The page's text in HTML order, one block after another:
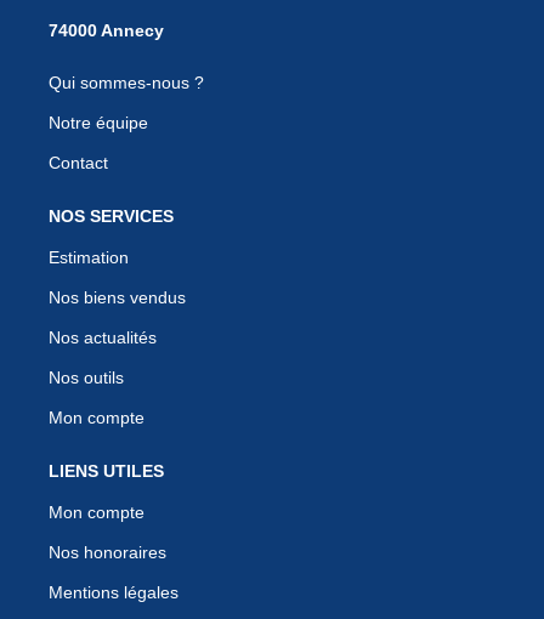
Qui sommes-nous ?
Notre équipe
Contact
NOS SERVICES
Estimation
Nos biens vendus
Nos actualités
Nos outils
Mon compte
LIENS UTILES
Mon compte
Nos honoraires
Mentions légales